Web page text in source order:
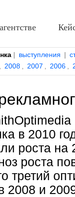
| выступления |
2008 2007 2006
в 2010
роста
роста
2008 и